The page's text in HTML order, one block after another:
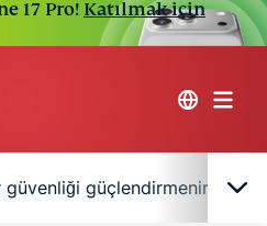
17 Pro! Katılmak için
güvenliği güçlendirmenin yolları